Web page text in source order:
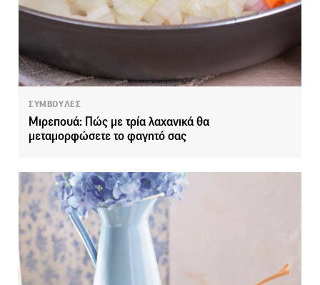
ΣΥΜΒΟΥΛΕΣ
Μιρεπουά: Πώς με τρία λαχανικά θα
μεταμορφώσετε το φαγητό σας